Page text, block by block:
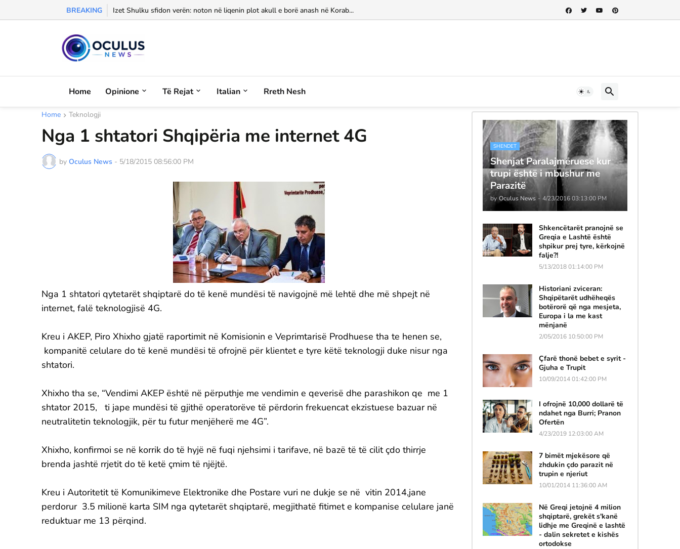
BREAKING Izet Shulku sfidon verën: noton në liqenin plot akull e borë anash në Korab...
Home Opinione Të Rejat Italian Rreth Nesh
Home Teknologji
Nga 1 shtatori Shqipëria me internet 4G
by Oculus News - 5/18/2015 08:56:00 PM
Nga 1 shtatori qytetarët shqiptarë do të kenë mundësi të navigojnë më lehtë dhe më shpejt në
internet, falë teknologjisë 4G.
Kreu i AKEP, Piro Xhixho gjatë raportimit në Komisionin e Veprimtarisë Prodhuese tha te henen se,
kompanitë celulare do të kenë mundësi të ofrojnë për klientet e tyre këtë teknologji duke nisur nga
shtatori.
Xhixho tha se, “Vendimi AKEP është në përputhje me vendimin e qeverisë dhe parashikon qe me 1
shtator 2015, ti jape mundësi të gjithë operatorëve të përdorin frekuencat ekzistuese bazuar në
neutralitetin teknologjik, për tu futur menjëherë me 4G”.
Xhixho, konfirmoi se në korrik do të hyjë në fuqi njehsimi i tarifave, në bazë të të cilit çdo thirrje
brenda jashtë rrjetit do të ketë çmim të njëjtë.
Kreu i Autoritetit të Komunikimeve Elektronike dhe Postare vuri ne dukje se në vitin 2014,jane
perdorur 3.5 milionë karta SIM nga qytetarët shqiptarë, megjithatë fitimet e kompanise celulare janë
reduktuar me 13 përqind.
SHENDET
Shenjat Paralajmëruese kur
trupi është i mbushur me
Parazitë
by Oculus News - 4/23/2016 03:13:00 PM
Shkencëtarët pranojnë se
Greqia e Lashtë është
shpikur prej tyre, kërkojnë
falje?!
5/13/2018 01:14:00 PM
Historiani zviceran:
Shqipëtarët udhëheqës
botërorë që nga mesjeta,
Europa i la me kast
mënjanë
2/05/2016 10:50:00 PM
Çfarë thonë bebet e syrit -
Gjuha e Trupit
10/09/2014 01:42:00 PM
I ofrojnë 10,000 dollarë të
ndahet nga Burri; Pranon
Ofertën
4/23/2019 12:03:00 AM
7 bimët mjekësore që
zhdukin çdo parazit në
trupin e njeriut
10/01/2014 11:36:00 AM
Në Greqi jetojnë 4 milion
shqiptarë, grekët s'kanë
lidhje me Greqinë e lashtë
- dalin sekretet e kishës
ortodokse